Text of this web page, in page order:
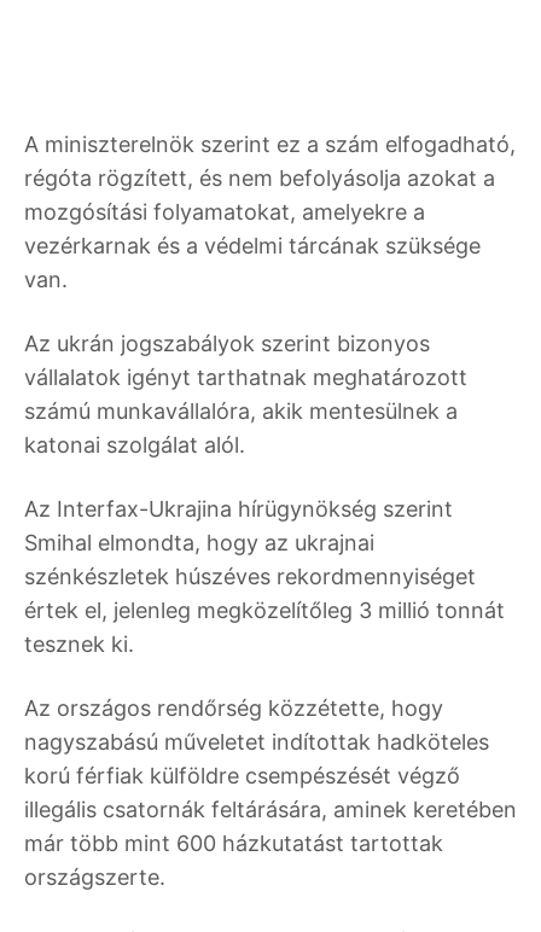
A miniszterelnök szerint ez a szám elfogadható,
régóta rögzített, és nem befolyásolja azokat a
mozgósítási folyamatokat, amelyekre a
vezérkarnak és a védelmi tárcának szüksége
van.
Az ukrán jogszabályok szerint bizonyos
vállalatok igényt tarthatnak meghatározott
számú munkavállalóra, akik mentesülnek a
katonai szolgálat alól.
Az Interfax-Ukrajina hírügynökség szerint
Smihal elmondta, hogy az ukrajnai
szénkészletek húszéves rekordmennyiséget
értek el, jelenleg megközelítőleg 3 millió tonnát
tesznek ki.
Az országos rendőrség közzétette, hogy
nagyszabású műveletet indítottak hadköteles
korú férfiak külföldre csempészését végző
illegális csatornák feltárására, aminek keretében
már több mint 600 házkutatást tartottak
országszerte.